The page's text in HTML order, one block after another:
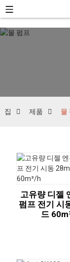
집 제품 물
고유량 디젤
펌프 전기 시
드